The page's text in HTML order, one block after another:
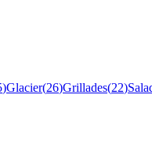
)Glacier(26)Grillades(22)